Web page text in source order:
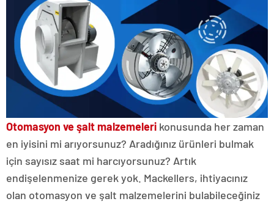
Otomasyon ve şalt malzemeleri konusunda her zaman
en iyisini mi arıyorsunuz? Aradığınız ürünleri bulmak
için sayısız saat mi harcıyorsunuz? Artık
endişelenmenize gerek yok. Mackellers, ihtiyacınız
olan otomasyon ve şalt malzemelerini bulabileceğiniz